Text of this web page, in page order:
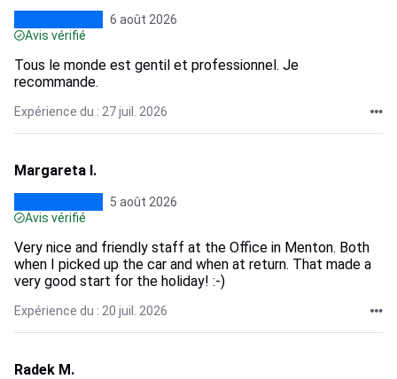
6 août 2026
Avis vérifié
Tous le monde est gentil et professionnel. Je
recommande.
Expérience du : 27 juil. 2026
Margareta I.
5 août 2026
Avis vérifié
Very nice and friendly staff at the Office in Menton. Both
when I picked up the car and when at return. That made a
very good start for the holiday! :-)
Expérience du : 20 juil. 2026
Radek M.